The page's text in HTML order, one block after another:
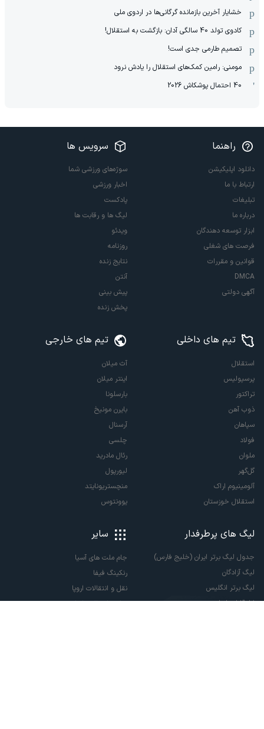
خشایار آخرین بازمانده گرگانی‌ها در اردوی ملی
کادوی تولد 40 سالگی آدان: بازگشت به استقلال!
تصمیم طارمی جدی است!
مومنی: رامین کمک‌های استقلال را یادش نرود
40 احتمال پوشکاش 2026
راهنما
دانلود اپلیکیشن
ارتباط با ما
تبلیغات
درباره ما
ابزار توسعه دهندگان
فرصت های شغلی
قوانین و مقررات
DMCA
آگهی دولتی
سرویس ها
سوژه‌های ورزشی شما
اخبار ورزشی
پادکست
لیگ ها و رقابت ها
ویدئو
روزنامه
نتایج زنده
آنتن
پیش بینی
پخش زنده
تیم های داخلی
استقلال
پرسپولیس
تراکتور
ذوب آهن
سپاهان
فولاد
ملوان
گل‌گهر
آلومینیوم اراک
استقلال خوزستان
تیم های خارجی
آث میلان
اینتر میلان
بارسلونا
بایرن مونیخ
آرسنال
چلسی
رئال مادرید
لیورپول
منچستریونایتد
یوونتوس
لیگ های پرطرفدار
جدول لیگ برتر ایران (خلیج فارس)
لیگ آزادگان
لیگ برتر انگلیس
لالیگا اسپانیا
سایر
جام ملت های آسیا
رنکینگ فیفا
نقل و انتقالات اروپا
نقل و انتقالات ایران